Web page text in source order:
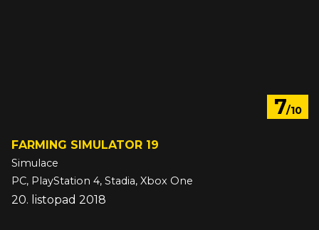
7/10
FARMING SIMULATOR 19
Simulace
PC, PlayStation 4, Stadia, Xbox One
20. listopad 2018